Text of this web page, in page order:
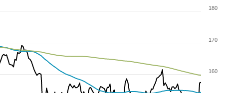
160
170
180